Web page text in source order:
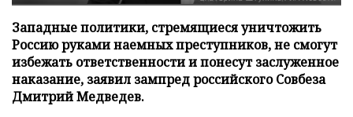
Западные политики, стремящиеся уничтожить
Россию руками наемных преступников, не смогут
избежать ответственности и понесут заслуженное
наказание, заявил зампред российского Совбеза
Дмитрий Медведев.